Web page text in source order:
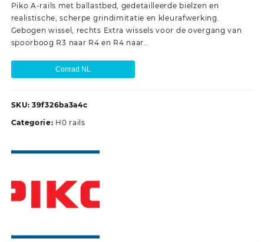
Piko A-rails met ballastbed, gedetailleerde bielzen en
realistische, scherpe grindimitatie en kleurafwerking.
Gebogen wissel, rechts Extra wissels voor de overgang van
spoorboog R3 naar R4 en R4 naar…
Conrad NL
SKU: 39f326ba3a4c
Categorie: H0 rails